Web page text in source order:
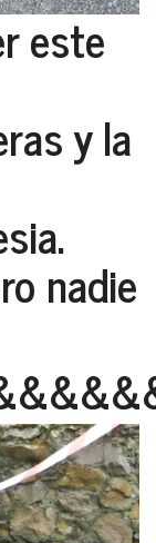
este
y la
nadie